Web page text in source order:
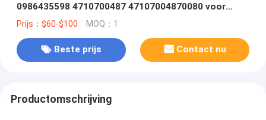
0986435598 4710700487 47107004870080 voor
MERCEDES-BENZ
Prijs：$60-$100 MOQ：1
Beste prijs Contact nu
Productomschrijving